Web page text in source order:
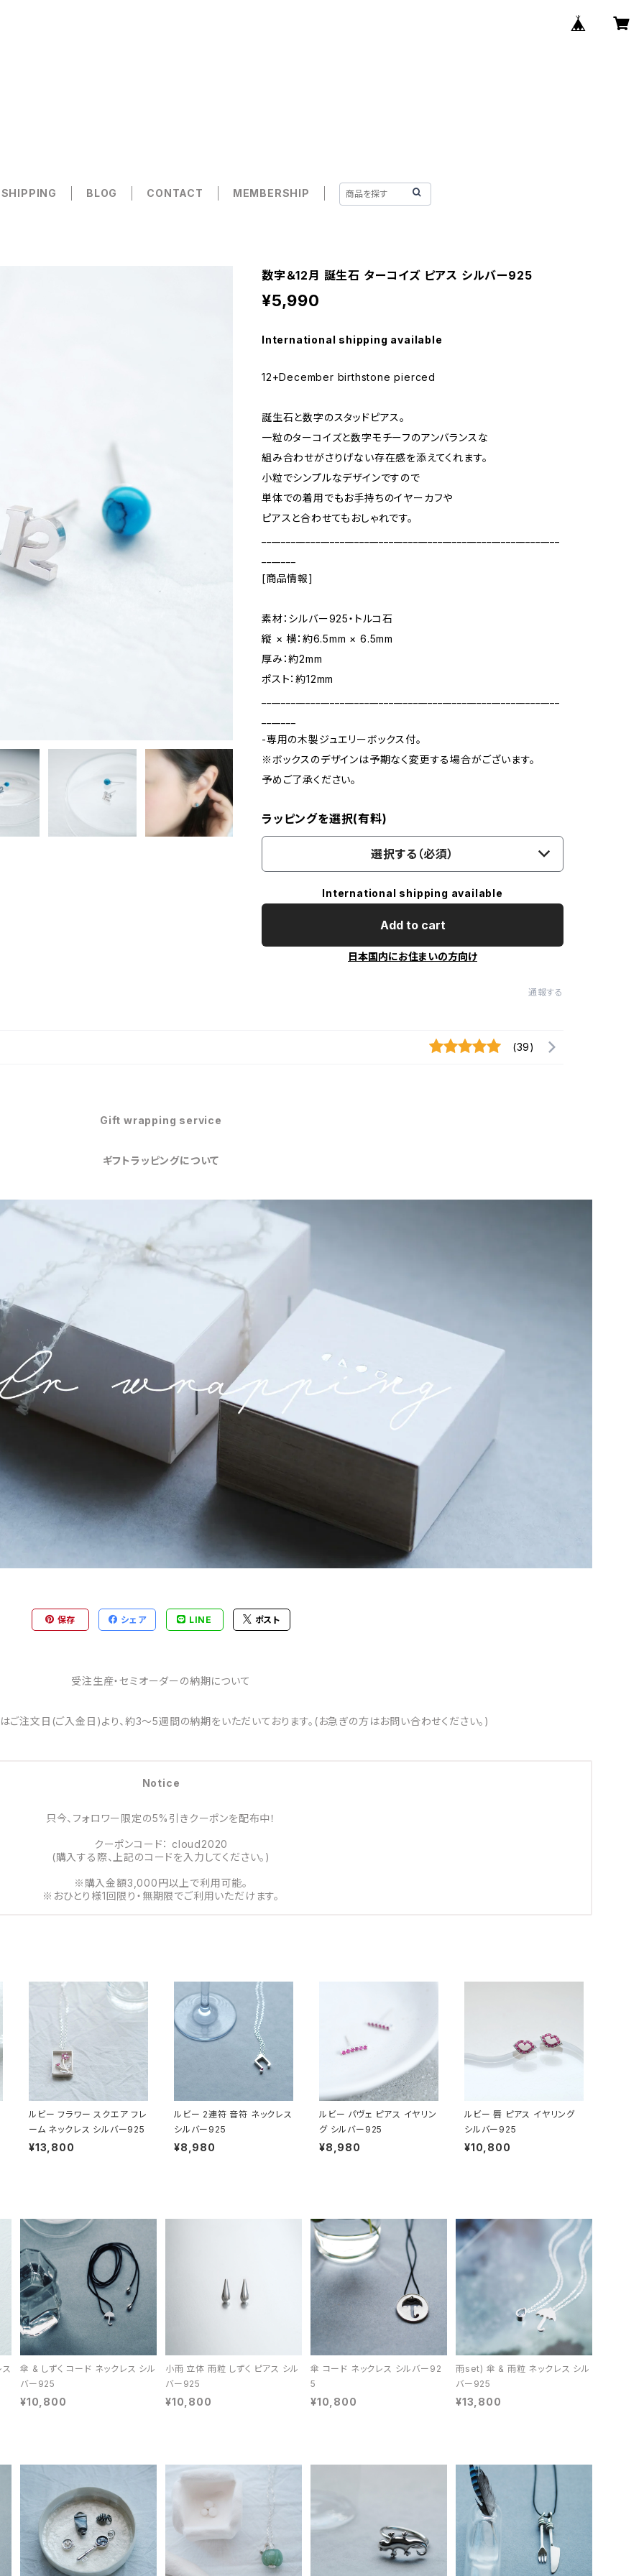
SHIPPING BLOG CONTACT MEMBERSHIP
数字＆12月 誕生石 ターコイズ ピアス シルバー925
¥5,990
International shipping available
12+December birthstone pierced
誕生石と数字のスタッドピアス。
一粒のターコイズと数字モチーフのアンバランスな
組み合わせがさりげない存在感を添えてくれます。
小粒でシンプルなデザインですので
単体での着用でもお手持ちのイヤーカフや
ピアスと合わせてもおしゃれです。
[商品情報]
素材：シルバー925・トルコ石
縦 × 横：約6.5mm × 6.5mm
厚み：約2mm
ポスト：約12mm
-専用の木製ジュエリーボックス付。
※ボックスのデザインは予期なく変更する場合がございます。
予めご了承ください。
ラッピングを選択(有料)
選択する（必須）
International shipping available
Add to cart
日本国内にお住まいの方向け
通報する
(39)
Gift wrapping service
ギフトラッピングについて
保存 シェア LINE ポスト
受注生産・セミオーダーの納期について
ご注文日(ご入金日)より、約3～5週間の納期をいただいております。(お急ぎの方はお問い合わせください。)
Notice
只今、フォロワー限定の5%引きクーポンを配布中！
クーポンコード： cloud2020
(購入する際、上記のコードを入力してください。)
※購入金額3,000円以上で利用可能。
※おひとり様1回限り・無期限でご利用いただけます。
ルビー フラワー スクエア フレ
ーム ネックレス シルバー925
¥13,800
ルビー 2連符 音符 ネックレス
シルバー925
¥8,980
ルビー パヴェ ピアス イヤリン
グ シルバー925
¥8,980
ルビー 唇 ピアス イヤリング
シルバー925
¥10,800
傘 & しずく コード ネックレス シル
バー925
¥10,800
小雨 立体 雨粒 しずく ピアス シル
バー925
¥10,800
傘 コード ネックレス シルバー92
5
¥10,800
雨set) 傘 & 雨粒 ネックレス シル
バー925
¥13,800